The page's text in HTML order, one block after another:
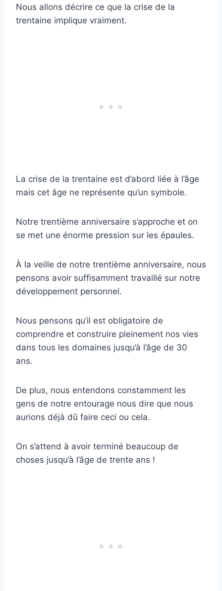
Nous allons décrire ce que la crise de la
trentaine implique vraiment.
La crise de la trentaine est d’abord liée à l’âge
mais cet âge ne représente qu’un symbole.
Notre trentième anniversaire s’approche et on
se met une énorme pression sur les épaules.
À la veille de notre trentième anniversaire, nous
pensons avoir suffisamment travaillé sur notre
développement personnel.
Nous pensons qu’il est obligatoire de
comprendre et construire pleinement nos vies
dans tous les domaines jusqu’à l’âge de 30
ans.
De plus, nous entendons constamment les
gens de notre entourage nous dire que nous
aurions déjà dû faire ceci ou cela.
On s’attend à avoir terminé beaucoup de
choses jusqu’à l’âge de trente ans !